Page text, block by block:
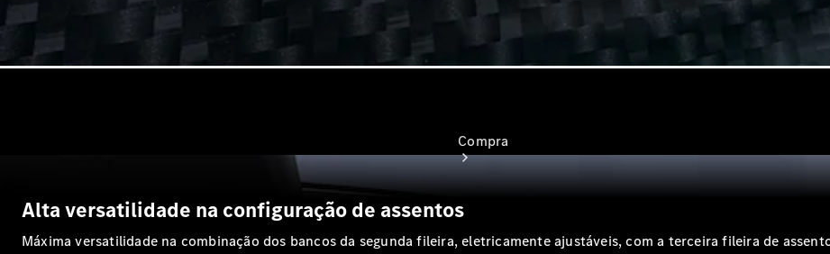
Compra
Alta versatilidade na configuração de assentos
Máxima versatilidade na combinação dos bancos da segunda fileira, eletricamente ajustáveis, com a terceira fileira de